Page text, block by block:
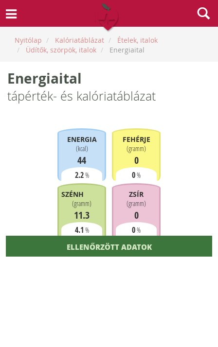
Nyitólap Kalóriatáblázat
Ételek, italok
Üdítők, szörpök, italok
Energiaital
Energiaital
tápérték- és kalóriatáblázat
ENERGIA
(kcal)
44
2.2%
FEHÉRJE
(gramm)
0
0%
SZÉNHIDRÁT
(gramm)
11.3
4.1 %
ZSÍR
(gramm)
0
0%
ELLENŐRZÖTT ADATOK